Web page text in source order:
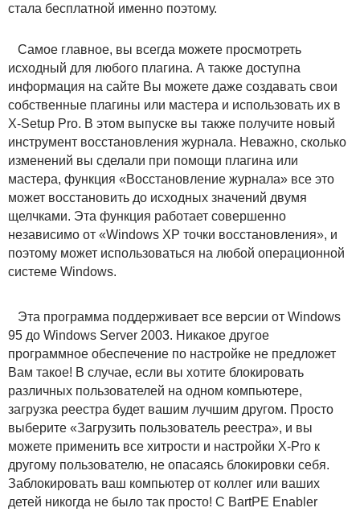
стала бесплатной именно поэтому.
Самое главное, вы всегда можете просмотреть
исходный для любого плагина. А также доступна
информация на сайте Вы можете даже создавать свои
собственные плагины или мастера и использовать их в
X-Setup Pro. В этом выпуске вы также получите новый
инструмент восстановления журнала. Неважно, сколько
изменений вы сделали при помощи плагина или
мастера, функция «Восстановление журнала» все это
может восстановить до исходных значений двумя
щелчками. Эта функция работает совершенно
независимо от «Windows XP точки восстановления», и
поэтому может использоваться на любой операционной
системе Windows.
Эта программа поддерживает все версии от Windows
95 до Windows Server 2003. Никакое другое
программное обеспечение по настройке не предложет
Вам такое! В случае, если вы хотите блокировать
различных пользователей на одном компьютере,
загрузка реестра будет вашим лучшим другом. Просто
выберите «Загрузить пользователь реестра», и вы
можете применить все хитрости и настройки X-Pro к
другому пользователю, не опасаясь блокировки себя.
Заблокировать ваш компьютер от коллег или ваших
детей никогда не было так просто! С BartPE Enabler